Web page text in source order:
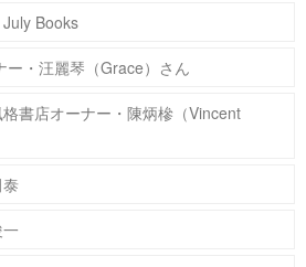
Books
ー・汪麗琴（Grace）さん
書店オーナー・陳炳槮（Vincent